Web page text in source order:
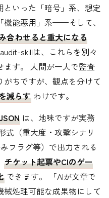
といった「暗号」系、想定
機能悪用」系——そして、
合わせると重大になる
skillは、これらを別々
ます。 人間が一人で監査
ちですが、観点を分けて
減らす わけです。
は、地味ですが実務
式（重大度・攻撃シナリ
フラグ等）で出力される
チケット起票やCIのゲー
できます。 「AIが文章で
処理可能な成果物にして